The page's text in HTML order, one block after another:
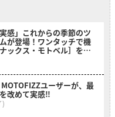
感」これからの季節のツ
が登場！ワンタッチで機
ックス・モトベル］を紹
ユーザーが、最
改めて実感‼
)